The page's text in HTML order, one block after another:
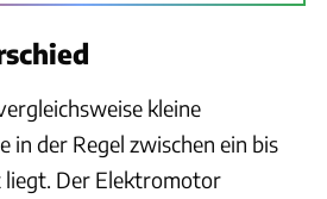
kleine
in der Regel zwischen ein bis
Der Elektromotor